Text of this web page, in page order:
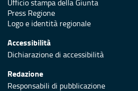
Ufficio stampa della Giunta
Press Regione
Logo e identità regionale
Accessibilità
Dichiarazione di accessibilità
Redazione
Responsabili di pubblicazione